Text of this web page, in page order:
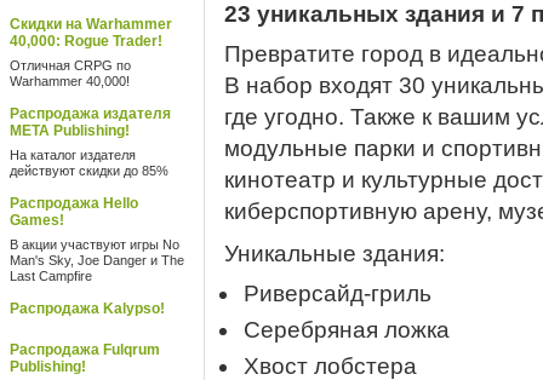
Скидки на Warhammer
40,000: Rogue Trader!
Отличная CRPG по
Warhammer 40,000!
Распродажа издателя
META Publishing!
На каталог издателя
действуют скидки до 85%
Распродажа Hello
Games!
В акции участвуют игры No
Man's Sky, Joe Danger и The
Last Campfire
Распродажа Kalypso!
Распродажа Fulqrum
Publishing!
23 уникальных здания и 7
Превратите город в
В набор входят 30
где угодно. Также к вашим
модульные парки и
кинотеатр и культурные
киберспортивную арену,
Уникальные здания:
Риверсайд-гриль
Серебряная ложка
Хвост лобстера